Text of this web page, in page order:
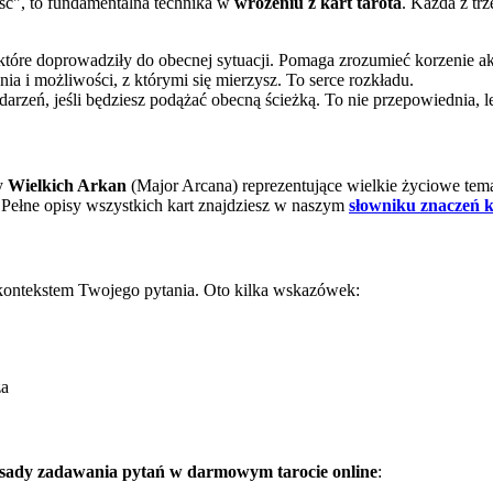
doprowadziły do obecnej sytuacji. Pomaga zrozumieć korzenie
i możliwości, z którymi się mierzysz. To serce rozkładu.
jeśli będziesz podążać obecną ścieżką. To nie przepowiednia,
Wielkich Arkan (Major Arcana) reprezentujące wielkie życiowe
opisy wszystkich kart znajdziesz w naszym słowniku znaczeń
Twojego pytania. Oto kilka wskazówek:
zadawania pytań w darmowym tarocie online: